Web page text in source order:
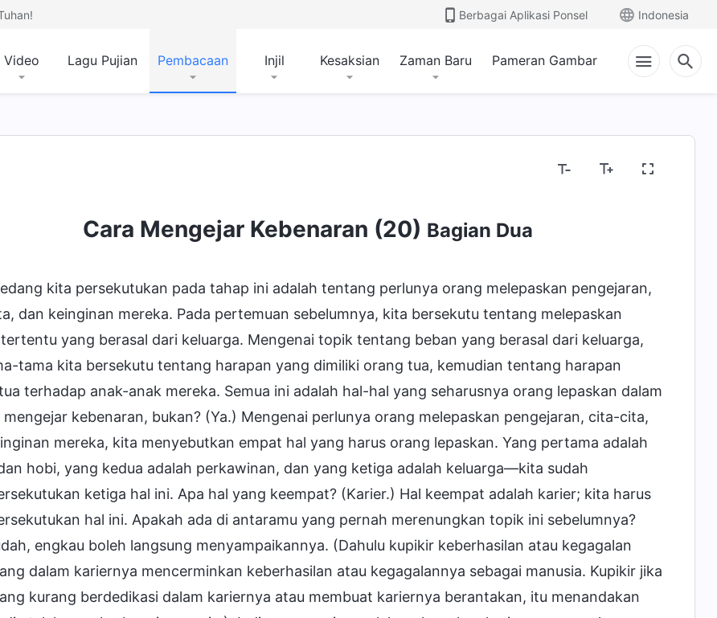
Berbagai Aplikasi Ponsel Indonesia
Video Lagu Pujian Pembacaan Injil Kesaksian Zaman Baru Pameran Gambar
Cara Mengejar Kebenaran (20) Bagian Dua
kita persekutukan pada tahap ini adalah tentang perlunya orang melepaskan pengejaran,
dan keinginan mereka. Pada pertemuan sebelumnya, kita bersekutu tentang melepaskan
yang berasal dari keluarga. Mengenai topik tentang beban yang berasal dari keluarga,
tama kita bersekutu tentang harapan yang dimiliki orang tua, kemudian tentang harapan
terhadap anak-anak mereka. Semua ini adalah hal-hal yang seharusnya orang lepaskan dalam
mengejar kebenaran, bukan? (Ya.) Mengenai perlunya orang melepaskan pengejaran, cita-cita,
mereka, kita menyebutkan empat hal yang harus orang lepaskan. Yang pertama adalah
hobi, yang kedua adalah perkawinan, dan yang ketiga adalah keluarga—kita sudah
ketiga hal ini. Apa hal yang keempat? (Karier.) Hal keempat adalah karier; kita harus
hal ini. Apakah ada di antaramu yang pernah merenungkan topik ini sebelumnya?
engkau boleh langsung menyampaikannya. (Dahulu kupikir keberhasilan atau kegagalan
dalam kariernya mencerminkan keberhasilan atau kegagalannya sebagai manusia. Kupikir jika
kurang berdedikasi dalam kariernya atau membuat kariernya berantakan, itu menandakan